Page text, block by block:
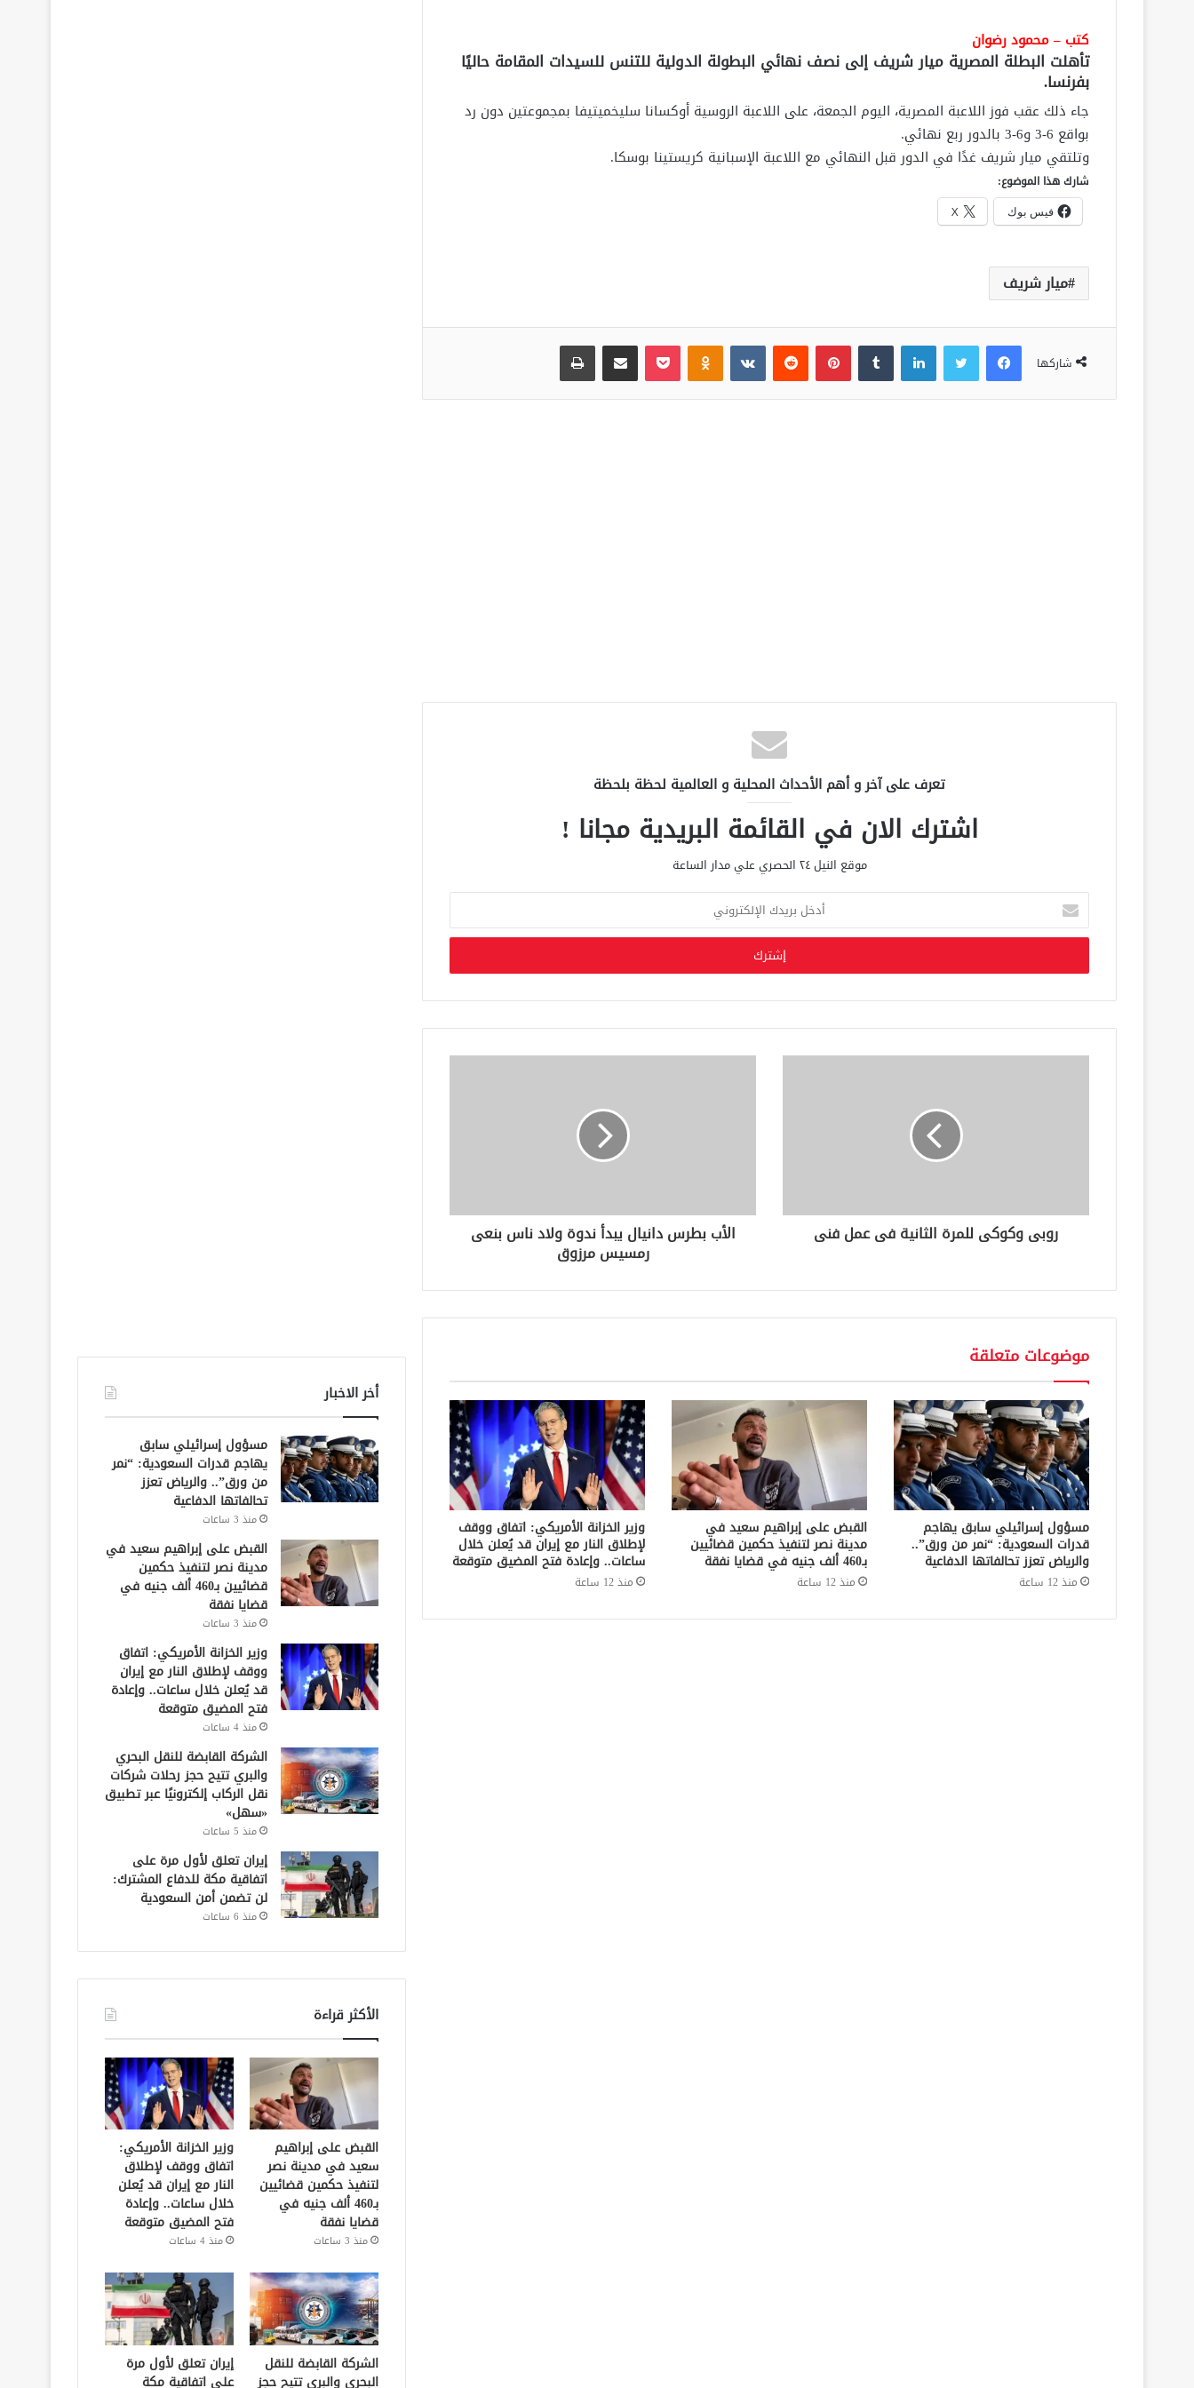
كتب – محمود رضوان
تأهلت البطلة المصرية ميار شريف إلى نصف نهائي البطولة الدولية للتنس للسيدات المقامة حاليًا
بفرنسا.
جاء ذلك عقب فوز اللاعبة المصرية، اليوم الجمعة، على اللاعبة الروسية أوكسانا سليخميتيفا بمجموعتين دون رد
بواقع 6-3 و6-3 بالدور ربع نهائي.
وتلتقي ميار شريف غدًا في الدور قبل النهائي مع اللاعبة الإسبانية كريستينا بوسكا.
شارك هذا الموضوع:
فيس بوك X
ميار شريف
شاركها
فيسبوك لينكدإن بينتيريست بوكيت
تعرف على آخر و أهم الأحداث المحلية و العالمية لحظة بلحظة
اشترك الان في القائمة البريدية مجانا !
موقع النيل ٢٤ الحصري علي مدار الساعة
خ
ب
ر
د
ك
ن
روبى وكوكى للمرة الثانية فى عمل فنى الأب بطرس دانيال يبدأ ندوة ولاد ناس بنعى
رمسيس مرزوق
موضوعات متعلقة
مسؤول إسرائيلي سابق يهاجم
قدرات السعودية: “نمر من ورق”..
والرياض تعزز تحالفاتها الدفاعية
منذ 12 ساعة
القبض على إبراهيم سعيد في
مدينة نصر لتنفيذ حكمين قضائيين
بـ460 ألف جنيه في قضايا نفقة
منذ 12 ساعة
وزير الخزانة الأمريكي: اتفاق ووقف
لإطلاق النار مع إيران قد يُعلن خلال
ساعات.. وإعادة فتح المضيق متوقعة
منذ 12 ساعة
أخر الاخبار
مسؤول إسرائيلي سابق
يهاجم قدرات السعودية: “نمر
من ورق”.. والرياض تعزز
تحالفاتها الدفاعية
منذ 3 ساعات
القبض على إبراهيم سعيد في
مدينة نصر لتنفيذ حكمين
قضائيين بـ460 ألف جنيه في
قضايا نفقة
منذ 3 ساعات
وزير الخزانة الأمريكي: اتفاق
ووقف لإطلاق النار مع إيران
قد يُعلن خلال ساعات.. وإعادة
فتح المضيق متوقعة
منذ 4 ساعات
الشركة القابضة للنقل البحري
والبري تتيح حجز رحلات شركات
نقل الركاب إلكترونيًا عبر تطبيق
«سهل»
منذ 5 ساعات
إيران تعلق لأول مرة على
اتفاقية مكة للدفاع المشترك:
لن تضمن أمن السعودية
منذ 6 ساعات
الأكثر قراءة
القبض على إبراهيم
سعيد في مدينة نصر
لتنفيذ حكمين قضائيين
بـ460 ألف جنيه في
قضايا نفقة
منذ 3 ساعات
وزير الخزانة الأمريكي:
اتفاق ووقف لإطلاق
النار مع إيران قد يُعلن
خلال ساعات.. وإعادة
فتح المضيق متوقعة
منذ 4 ساعات
الشركة القابضة للنقل
البحري والبري تتيح حجز
إيران تعلق لأول مرة
على اتفاقية مكة